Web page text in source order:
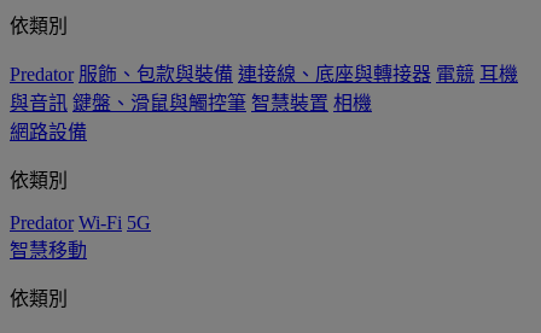
依類別
Predator 服飾、包款與裝備 連接線、底座與轉接器 電競 耳機
與音訊 鍵盤、滑鼠與觸控筆 智慧裝置 相機
網路設備
依類別
Predator Wi-Fi 5G
智慧移動
依類別